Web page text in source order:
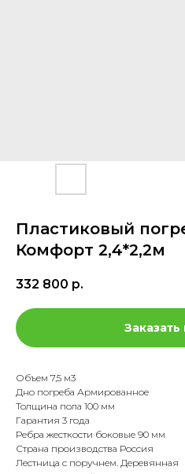
Пластиковый
Комфорт 2,4*2,2м
332 800 р.
Заказать
Объем 7,5 м3
Дно погреба Армированное
Толщина пола 100 мм
Гарантия 3 года
Ребра жесткости боковые 90 мм
Страна производства Россия
Лестница с поручнем. Деревянная